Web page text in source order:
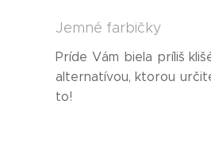
Jemné farbičky
Príde Vám biela príliš
alternatívou, ktorou
to!